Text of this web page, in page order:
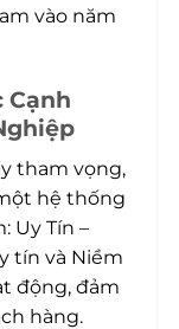
vào năm
Cạnh
tham vọng,
hệ thống
Uy Tín –
tín và Niềm
động, đảm
hàng.